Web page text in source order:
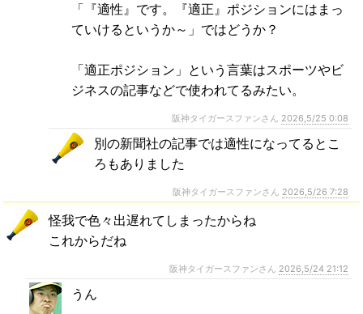
「『適性』です。『適正』ポジションにはまっ
ていけるというか～」ではどうか？
「適正ポジション」という言葉はスポーツやビ
ジネスの記事などで使われてるみたい。
阪神タイガースファンさん 2026,5/25 0:08
別の新聞社の記事では適性になってるとこ
ろもありました
阪神タイガースファンさん 2026,5/26 7:28
怪我で色々出遅れてしまったからね
これからだね
阪神タイガースファンさん 2026,5/24 21:12
うん